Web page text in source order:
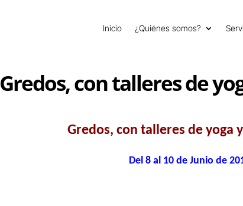
Inicio ¿Quiénes somos?
Gredos, con talleres de
Gredos, con talleres de yoga
Del 8 al 10 de Junio de